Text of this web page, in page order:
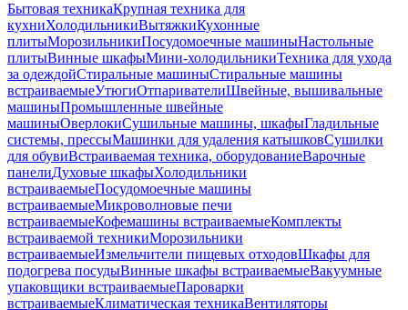
Бытовая техникаКрупная техника для
кухниХолодильникиВытяжкиКухонные
плитыМорозильникиПосудомоечные машиныНастольные
плитыВинные шкафыМини-холодильникиТехника для ухода
за одеждойСтиральные машиныСтиральные машины
встраиваемыеУтюгиОтпаривателиШвейные, вышивальные
машиныПромышленные швейные
машиныОверлокиСушильные машины, шкафыГладильные
системы, прессыМашинки для удаления катышковСушилки
для обувиВстраиваемая техника, оборудованиеВарочные
панелиДуховые шкафыХолодильники
встраиваемыеПосудомоечные машины
встраиваемыеМикроволновые печи
встраиваемыеКофемашины встраиваемыеКомплекты
встраиваемой техникиМорозильники
встраиваемыеИзмельчители пищевых отходовШкафы для
подогрева посудыВинные шкафы встраиваемыеВакуумные
упаковщики встраиваемыеПароварки
встраиваемыеКлиматическая техникаВентиляторы